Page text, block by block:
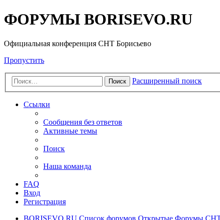
ФОРУМЫ BORISEVO.RU
Официальная конференция СНТ Борисьево
Пропустить
Поиск Расширенный поиск
Ссылки
Сообщения без ответов
Активные темы
Поиск
Наша команда
FAQ
Вход
Регистрация